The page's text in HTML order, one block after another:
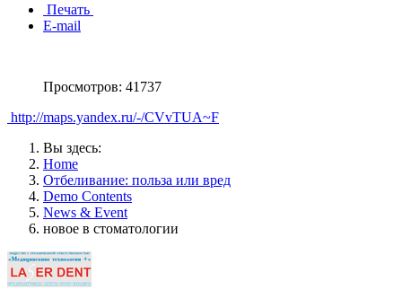
Печать
E-mail
Просмотров: 41737
http://maps.yandex.ru/-/CVvTUA~F
Вы здесь:
Home
Отбеливание: польза или вред
Demo Contents
News & Event
новое в стоматологии